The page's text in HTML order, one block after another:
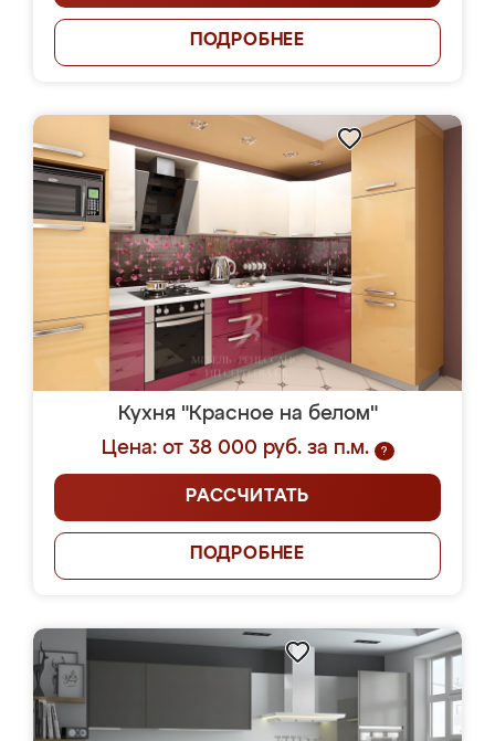
ПОДРОБНЕЕ
Кухня "Красное на белом"
Цена: от 38 000 руб. за п.м.
?
РАССЧИТАТЬ
ПОДРОБНЕЕ